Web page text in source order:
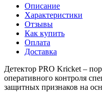
Описание
Характеристики
Отзывы
Как купить
Оплата
Доставка
Детектор PRO Kricket –
оперативного контроля
защитных признаков на